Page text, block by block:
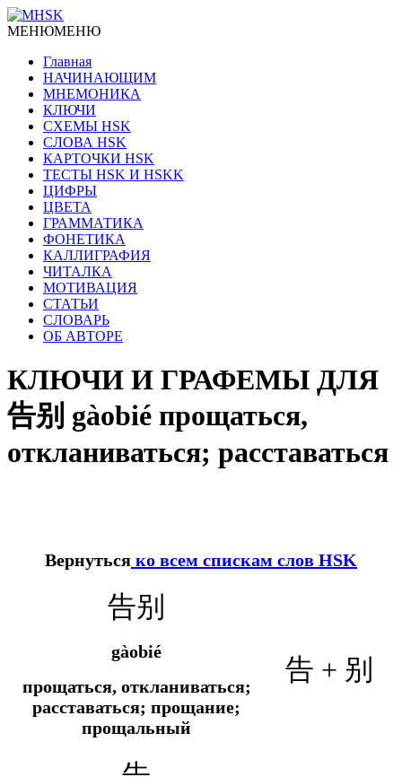
МЕНЮМЕНЮ
Главная
НАЧИНАЮЩИМ
МНЕМОНИКА
КЛЮЧИ
СХЕМЫ HSK
СЛОВА HSK
КАРТОЧКИ HSK
ТЕСТЫ HSK И HSKK
ЦИФРЫ
ЦВЕТА
ГРАММАТИКА
ФОНЕТИКА
КАЛЛИГРАФИЯ
ЧИТАЛКА
МОТИВАЦИЯ
СТАТЬИ
СЛОВАРЬ
ОБ АВТОРЕ
КЛЮЧИ И ГРАФЕМЫ ДЛЯ
告别 gàobié прощаться,
откланиваться; расставаться
Вернуться ко всем спискам слов HSK
告别
gàobié
прощаться, откланиваться;
расставаться; прощание;
прощальный
告 + 别